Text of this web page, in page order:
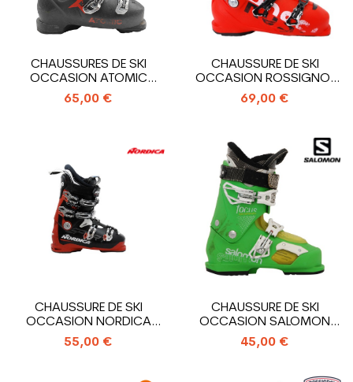
CHAUSSURES DE SKI
OCCASION ATOMIC
HAWX PRIME RX
65,00 €
CHAUSSURE DE SKI
OCCASION ROSSIGNOL
ALLSPEED R
69,00 €
CHAUSSURE DE SKI
OCCASION NORDICA
SPORTMACHINE 90 R
55,00 €
CHAUSSURE DE SKI
OCCASION SALOMON
FOCUS
45,00 €